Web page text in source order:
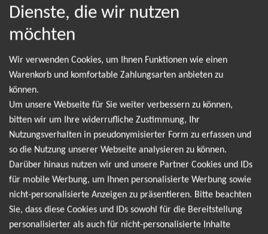
50 Jahre Dancing Queen
NEWSLETTER
Leider gibt es aktuell von ABBAMANIA - THE
SHOW keine Termine. Wir informieren dich jedoch
gerne direkt, sobald es neue Termine gibt. Einfach
hier für den ABBAMANIA - THE SHOW Newsletter
anmelden und keine Angebote und Tourdaten
mehr verpassen!
Dienste, die wir nutzen
möchten
Wir verwenden Cookies, um Ihnen Funktionen wie einen
Warenkorb und komfortable Zahlungsarten anbieten zu
können.
Um unsere Webseite für Sie weiter verbessern zu können,
bitten wir um Ihre widerrufliche Zustimmung, Ihr
Nutzungsverhalten in pseudonymisierter Form zu erfassen und
so die Nutzung unserer Webseite analysieren zu können.
Darüber hinaus nutzen wir und unsere Partner Cookies und IDs
für mobile Werbung, um Ihnen personalisierte Werbung sowie
nicht-personalisierte Anzeigen zu präsentieren. Bitte beachten
Sie, dass diese Cookies und IDs sowohl für die Bereitstellung
personalisierter als auch für nicht-personalisierte Inhalte